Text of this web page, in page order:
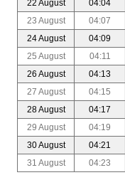
22 August
04:04
23 August
04:07
24 August
04:09
25 August
04:11
26 August
04:13
27 August
04:15
28 August
04:17
29 August
04:19
30 August
04:21
31 August
04:23